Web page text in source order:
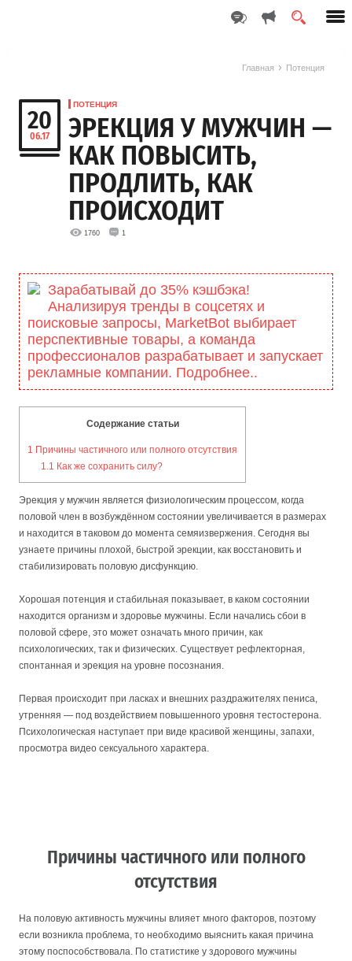
Главная Потенция
20
06.17
ПОТЕНЦИЯ
ЭРЕКЦИЯ У МУЖЧИН —
КАК ПОВЫСИТЬ,
ПРОДЛИТЬ, КАК
ПРОИСХОДИТ
1760 1
Зарабатывай до 35% кэшбэка!
Анализируя тренды в соцсетях и
поисковые запросы, MarketBоt выбирает
перспективные товары, а команда
профессионалов разрабатывает и запускает
рекламные компании. Подробнее..
Содержание статьи
1 Причины частичного или полного отсутствия
1.1 Как же сохранить силу?
Эрекция у мужчин является физиологическим процессом, когда
половой член в возбуждённом состоянии увеличивается в размерах
и находится в таковом до момента семяизвержения. Сегодня вы
узнаете причины плохой, быстрой эрекции, как восстановить и
стабилизировать половую дисфункцию.
Хорошая потенция и стабильная показывает, в каком состоянии
находится организм и здоровье мужчины. Если начались сбои в
половой сфере, это может означать много причин, как
психологических, так и физических. Существует рефлекторная,
спонтанная и эрекция на уровне посознания.
Первая происходит при ласках и внешних раздражителях пениса,
утренняя — под воздействием повышенного уровня тестостерона.
Психологическая наступает при виде красивой женщины, запахи,
просмотра видео сексуального характера.
Причины частичного или полного
отсутствия
На половую активность мужчины влияет много факторов, поэтому
если возникла проблема, то необходимо выяснить какая причина
этому поспособствовала. По статистике у здорового мужчины